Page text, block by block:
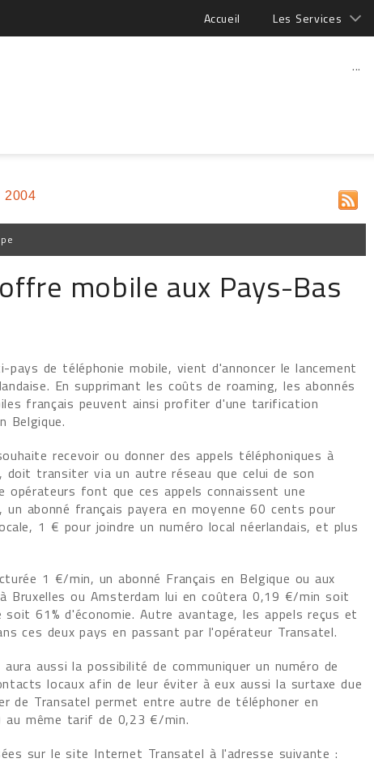
Accueil Les Services
...
2004
mobile aux Pays-Bas
pays de téléphonie mobile, vient d'annoncer le lancement
En supprimant les coûts de roaming, les abonnés
français peuvent ainsi profiter d'une tarification
Belgique.
recevoir ou donner des appels téléphoniques à
transiter via un autre réseau que celui de son
font que ces appels connaissent une
abonné français payera en moyenne 60 cents pour
1 € pour joindre un numéro local néerlandais, et plus
1 €/min, un abonné Français en Belgique ou aux
Bruxelles ou Amsterdam lui en coûtera 0,19 €/min soit
61% d'économie. Autre avantage, les appels reçus et
ces deux pays en passant par l'opérateur Transatel.
aussi la possibilité de communiquer un numéro de
locaux afin de leur éviter à eux aussi la surtaxe due
de Transatel permet entre autre de téléphoner en
au même tarif de 0,23 €/min.
sur le site Internet Transatel à l'adresse suivante :